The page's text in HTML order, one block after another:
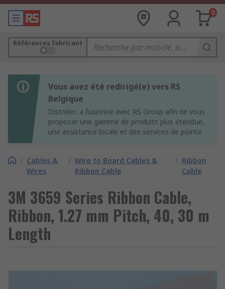
0
Références fabricant
Vous avez été redirigé(e) vers RS
Belgique
Distrelec a fusionné avec RS Group afin de vous
proposer une gamme de produits plus étendue,
une assistance locale et des services de pointe.
/ Cables &
Wires
/ Wire to Board Cables &
Ribbon Cable
/ Ribbon
Cable
3M 3659 Series Ribbon Cable,
Ribbon, 1.27 mm Pitch, 40, 30 m
Length